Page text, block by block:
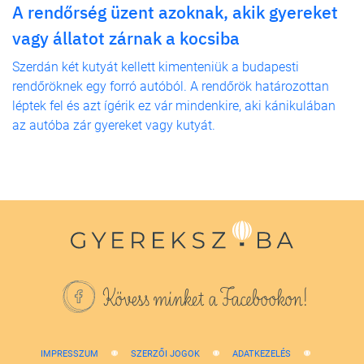
A rendőrség üzent azoknak, akik gyereket
vagy állatot zárnak a kocsiba
Szerdán két kutyát kellett kimenteniük a budapesti
rendőröknek egy forró autóból. A rendőrök határozottan
léptek fel és azt ígérik ez vár mindenkire, aki kánikulában
az autóba zár gyereket vagy kutyát.
Kövess minket a Facebookon!
IMPRESSZUM SZERZŐI JOGOK ADATKEZELÉS